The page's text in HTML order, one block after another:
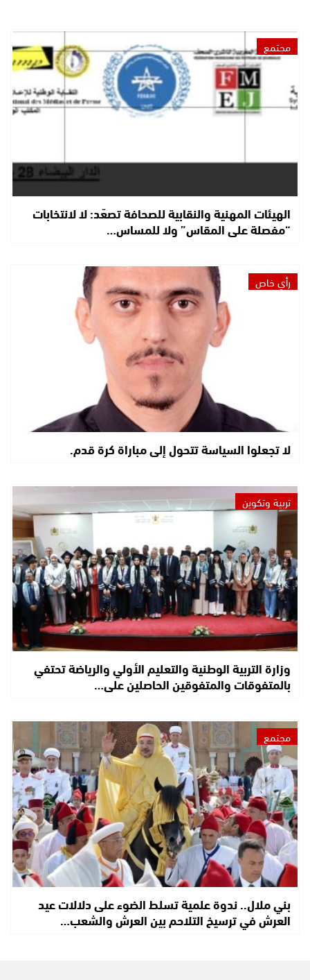
مجتمع
الهيئات المهنية والنقابية للصحافة تصعّد: لا لانتخابات
“مفصلة على المقاس” ولا للمساس…
رأي خاص
لا تجعلوا السياسة تتحول إلى مباراة كرة قدم.
تربية وتكوين
وزارة التربية الوطنية والتعليم الأولي والرياضة تحتفي
بالمتفوقات والمتفوقين الحاصلين على…
مجتمع
بني ملال.. ندوة علمية تسلط الضوء على دلالات عيد
العرش في ترسيخ التلاحم بين العرش والشعب…